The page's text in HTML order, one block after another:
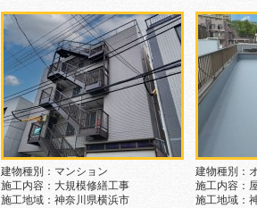
建物種別：マンション
施工内容：大規模修繕工事
施工地域：神奈川県横浜市
建物種別：
施工内容：
施工地域：